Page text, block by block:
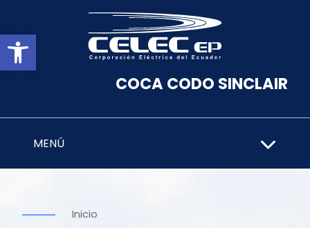
Abrir barra de herramientas
COCA CODO SINCLAIR
MENÚ
Inicio